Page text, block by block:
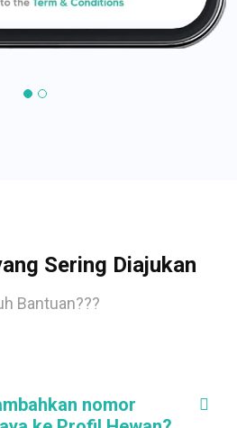
Sering Diajukan
Bantuan???
nomor